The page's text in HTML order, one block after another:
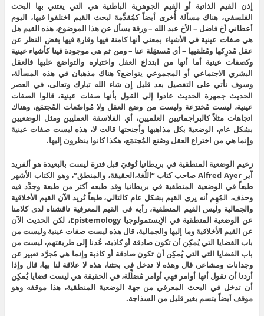
إذن القيم الذاتية أو القيم الجوهرية الباطنية هي التي يعتني بها البحث
الفلسفي، هناك مسألة أُخرى أيضاً كمُقدِّمة لبحث القيم اختلفوا فيها، اليوم
أعطاني أخ فاضل – الأخ عبد الله – ورقة يسأل عن هذا الموضوع، هذه القيم هل
هي صفات عينية في الأشياء بمعنى أنها كامنة فيها وقارة فيها بغض النظر عن
عقل مُدرِكها ومُتلقيها – أي مُستقِلة عنا – ومن ثم هي موجودة فينا كأشياء عينية
وكصفات عينية أما أنها من ابتداع العقل واختياره والتواضع عليها فالعقل
البشري الاجتماعي أو المجموعي يتواضع؟ هناك مذهبان في هذه المسألة،
وسوف نأتي على التفصيل بعد قليل إن شاء الله تبارك وتعالى، في العصر
الحديث جمهرة الحديث عادوا إلى القول بأنها صفات عينية، قالوا الصفات
عينية، ليست مُخترَعة وليست من وضع العقل ولا مُواضَعات المُجتمَع، وهناك
اتجاهات مثلاً كالبراجماتيين العلميين، أي الفلاسفة العمليين ومثل الوضعيين
بشكل عام، الوضعية بكل مذاهبها وأجنحتها قالت لا، هذه ليست صفات عينية
وإنما هي من اختراع العقل وصُنع المُجتمَع، هكذا كانوا ينظرون إليها.
زعيم الوضعية المنطقية في بريطانيا تُوفيَ قبل فترة ليست بالبعيدة هو ألفريد
آير Alfred Ayer صاحب كتاب “اللُغة،الحقيقة، والمنطق”، وهو الكتاب الأشهر
طبعاً في الوضعية المنطقية في بريطانيا وقد طبعه أكثر من طبعة وجدَّد فيه
وحذف، المُهِم أنه يرى القيم بشكل عام كالتالي، طبعاً نُريد الآن القيم الأخلاقية
والجمالية وليس القيم المنطقية، رأيه في القيم المعرفية ناقشناه لدى كلامنا
عن الوضعية المنطقية في الإبستمولوجيا Epistemology، لكن الحديث الآن
عن القيم الأخلاقية وما إليها والجمالية، قال هذه ليست صفات عينية وليست من
باب القضايا التي يُمكِن أن تكون صادقة أو كاذبة، عُدنا إلى طريقتهم، ليست من
باب القضايا التي التي يُمكِن أن تكون صادقة أو كاذبة وإنما هي مُجرَّد تعبير عن
وجدانات ومشاعر، قال وهذه لا تدخل في بحثنا، هذه لا علاقة لنا بها، قال وإذا
أردنا أن نقول أنها أوامر فهي أوامر مُضلِّلة، في الحقيقة هي ليست قضايا يُمكِن
أن تدخل في البحث المعرفي من جهة الوضعية المنطقية، هذا موقفه وهو
موقف أيضاً يتسم بغير قليل من السذاجة.